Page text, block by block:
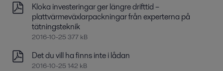
Kloka investeringar ger längre drifttid –
plattvärmeväxlarpackningar från experterna på
tätningsteknik
2016-10-25 377 kB
Det du vill ha finns inte i lådan
2016-10-25 142 kB